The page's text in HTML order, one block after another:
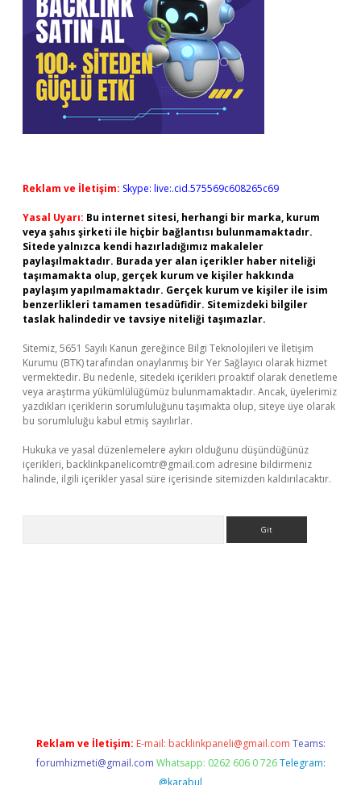
Reklam ve İletişim: Skype: live:.cid.575569c608265c69
Yasal Uyarı: Bu internet sitesi, herhangi bir marka, kurum
veya şahıs şirketi ile hiçbir bağlantısı bulunmamaktadır.
Sitede yalnızca kendi hazırladığımız makaleler
paylaşılmaktadır. Burada yer alan içerikler haber niteliği
taşımamakta olup, gerçek kurum ve kişiler hakkında
paylaşım yapılmamaktadır. Gerçek kurum ve kişiler ile isim
benzerlikleri tamamen tesadüfidir. Sitemizdeki bilgiler
taslak halindedir ve tavsiye niteliği taşımazlar.
Sitemiz, 5651 Sayılı Kanun gereğince Bilgi Teknolojileri ve İletişim
Kurumu (BTK) tarafından onaylanmış bir Yer Sağlayıcı olarak hizmet
vermektedir. Bu nedenle, sitedeki içerikleri proaktif olarak denetleme
veya araştırma yükümlülüğümüz bulunmamaktadır. Ancak, üyelerimiz
yazdıkları içeriklerin sorumluluğunu taşımakta olup, siteye üye olarak
bu sorumluluğu kabul etmiş sayılırlar.
Hukuka ve yasal düzenlemelere aykırı olduğunu düşündüğünüz
içerikleri, backlinkpanelicomtr@gmail.com adresine bildirmeniz
halinde, ilgili içerikler yasal süre içerisinde sitemizden kaldırılacaktır.
Reklam ve İletişim: E-mail: backlinkpaneli@gmail.com Teams:
forumhizmeti@gmail.com Whatsapp: 0262 606 0 726 Telegram:
@karabul